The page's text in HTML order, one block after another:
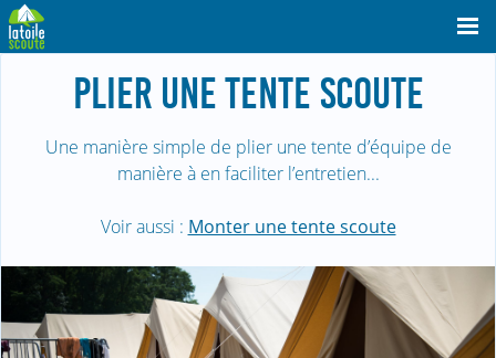
PLIER UNE TENTE SCOUTE
Une manière simple de plier une tente d’équipe de
manière à en faciliter l’entretien...
Voir aussi : Monter une tente scoute